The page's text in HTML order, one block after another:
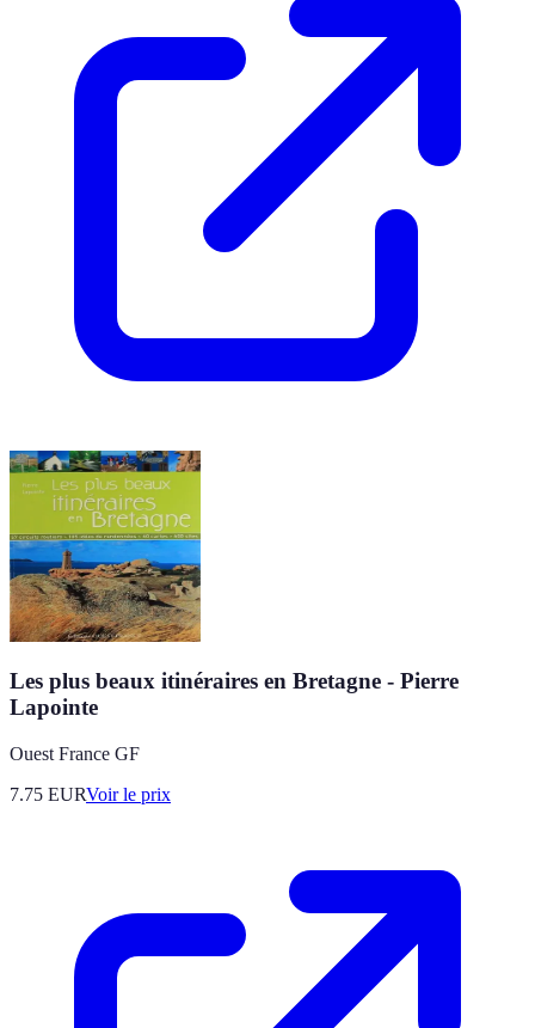
Les plus beaux itinéraires en Bretagne - Pierre
Lapointe
Ouest France GF
7.75 EURVoir le prix